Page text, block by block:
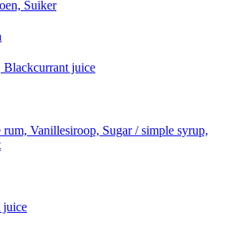
Suiker
Blackcurrant juice
Vanillesiroop, Sugar / simple syrup,
juice